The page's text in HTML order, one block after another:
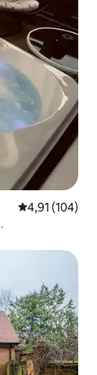
Gemiddelde
4,91 (104)